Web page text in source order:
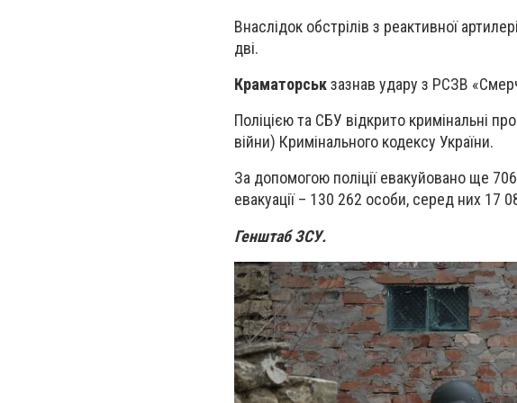
Внаслідок обстрілів з реактивної
дві.
Краматорськзазнав удару з РСЗВ
Поліцією та СБУ відкрито кримінальні
війни) Кримінального кодексу України.
За допомогою поліції евакуйовано ще
евакуації – 130 262 особи, серед них 17
Генштаб ЗСУ.